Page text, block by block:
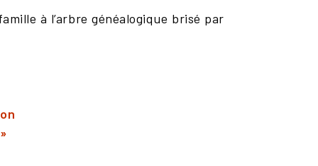
à l’arbre généalogique brisé par